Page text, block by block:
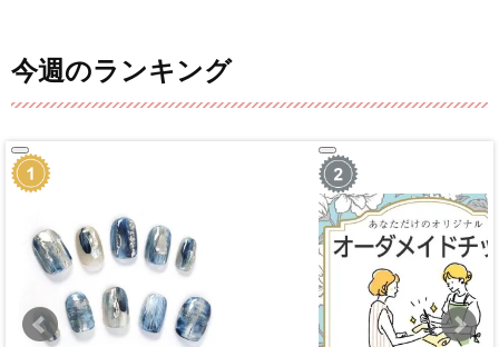
今週のランキング